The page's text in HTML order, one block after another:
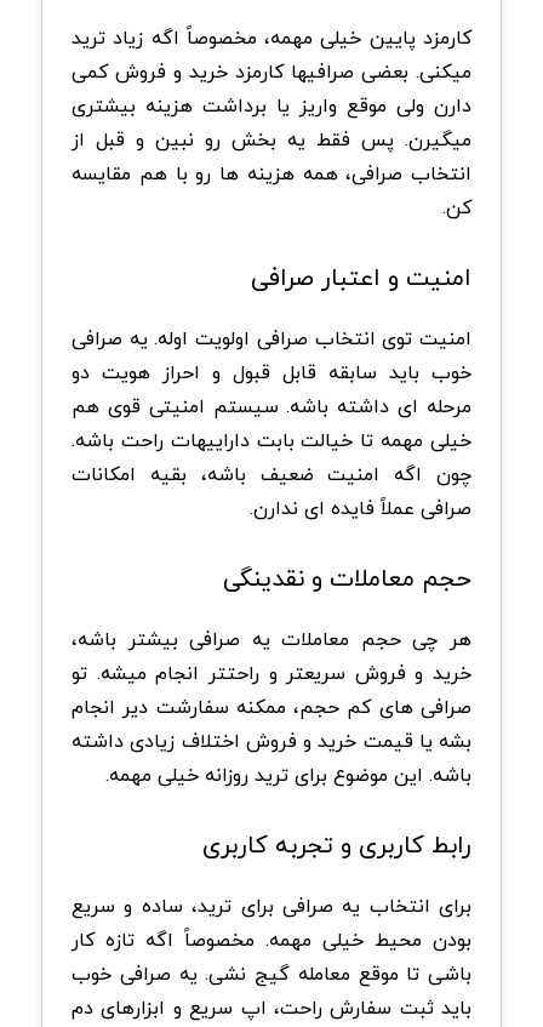
کارمزد پایین خیلی مهمه، مخصوصاً اگه زیاد ترید
میکنی. بعضی صرافیها کارمزد خرید و فروش کمی
دارن ولی موقع واریز یا برداشت هزینه بیشتری
میگیرن. پس فقط یه بخش رو نبین و قبل از
انتخاب صرافی، همه هزینه ها رو با هم مقایسه
کن.
امنیت و اعتبار صرافی
امنیت توی انتخاب صرافی اولویت اوله. یه صرافی
خوب باید سابقه قابل قبول و احراز هویت دو
مرحله ای داشته باشه. سیستم امنیتی قوی هم
خیلی مهمه تا خیالت بابت داراییهات راحت باشه.
چون اگه امنیت ضعیف باشه، بقیه امکانات
صرافی عملاً فایده ای ندارن.
حجم معاملات و نقدینگی
هر چی حجم معاملات یه صرافی بیشتر باشه،
خرید و فروش سریعتر و راحتتر انجام میشه. تو
صرافی های کم حجم، ممکنه سفارشت دیر انجام
بشه یا قیمت خرید و فروش اختلاف زیادی داشته
باشه. این موضوع برای ترید روزانه خیلی مهمه.
رابط کاربری و تجربه کاربری
برای انتخاب یه صرافی برای ترید، ساده و سریع
بودن محیط خیلی مهمه. مخصوصاً اگه تازه کار
باشی تا موقع معامله گیج نشی. یه صرافی خوب
باید ثبت سفارش راحت، اپ سریع و ابزارهای دم